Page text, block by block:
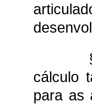
cálculo
para as